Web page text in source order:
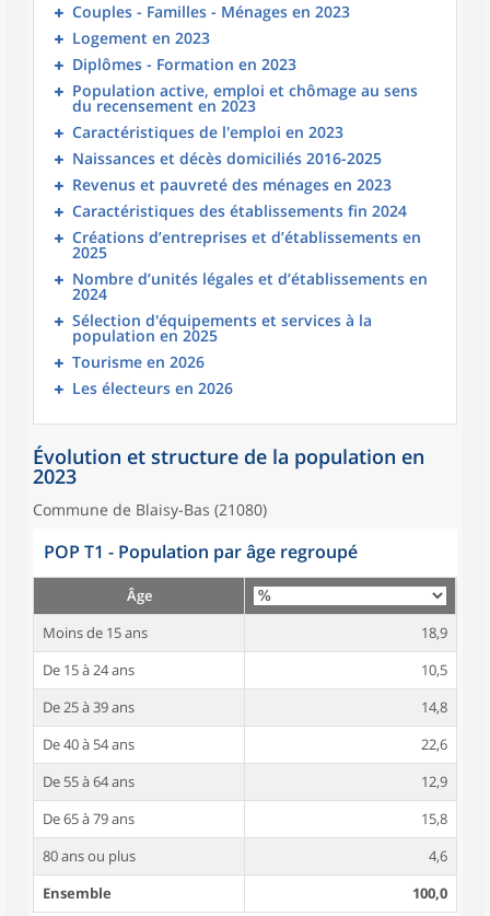
Couples - Familles - Ménages en 2023
Logement en 2023
Diplômes - Formation en 2023
Population active, emploi et chômage au sens
du recensement en 2023
Caractéristiques de l'emploi en 2023
Naissances et décès domiciliés 2016-2025
Revenus et pauvreté des ménages en 2023
Caractéristiques des établissements fin 2024
Créations d’entreprises et d’établissements en
2025
Nombre d’unités légales et d’établissements en
2024
Sélection d'équipements et services à la
population en 2025
Tourisme en 2026
Les électeurs en 2026
Évolution et structure de la population en
2023
Commune de Blaisy-Bas (21080)
POP T1 - Population par âge regroupé
Âge
Moins de 15 ans
18,9
De 15 à 24 ans
10,5
De 25 à 39 ans
14,8
De 40 à 54 ans
22,6
De 55 à 64 ans
12,9
De 65 à 79 ans
15,8
80 ans ou plus
4,6
Ensemble
100,0